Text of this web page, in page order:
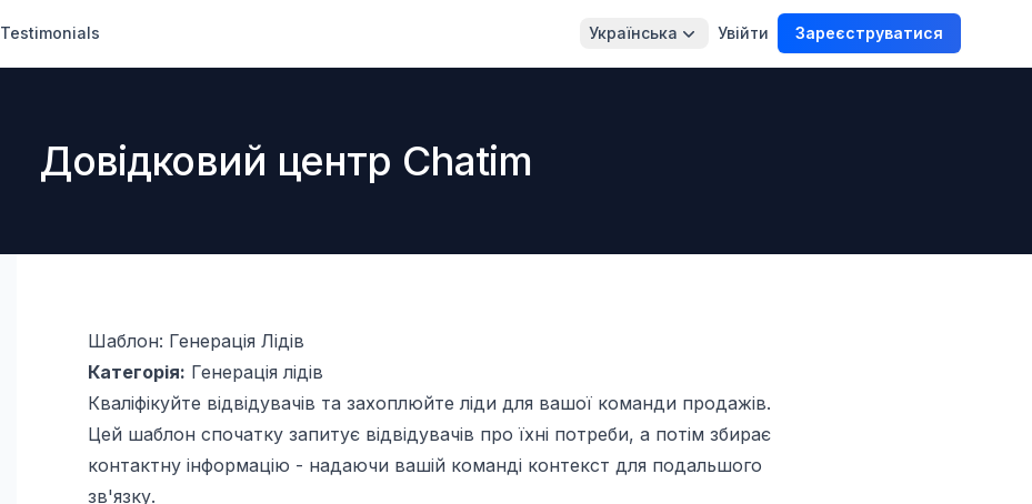
Testimonials Українська Увійти Зареєструватися
Довідковий центр Chatim
Шаблон: Генерація Лідів
Категорія: Генерація лідів
Кваліфікуйте відвідувачів та захоплюйте ліди для вашої команди продажів.
Цей шаблон спочатку запитує відвідувачів про їхні потреби, а потім збирає
контактну інформацію - надаючи вашій команді контекст для подальшого
зв'язку.